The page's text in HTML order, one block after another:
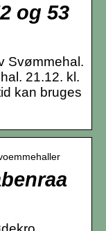
og 53
Svømmehal.
21.12. kl.
kan bruges